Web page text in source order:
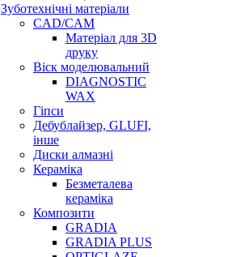
Зуботехнічні матеріали
CAD/CAM
Матеріал для 3D
друку
Віск моделювальний
DIAGNOSTIC
WAX
Гіпси
Дебублайзер, GLUFI,
інше
Диски алмазні
Кераміка
Безметалева
кераміка
Композити
GRADIA
GRADIA PLUS